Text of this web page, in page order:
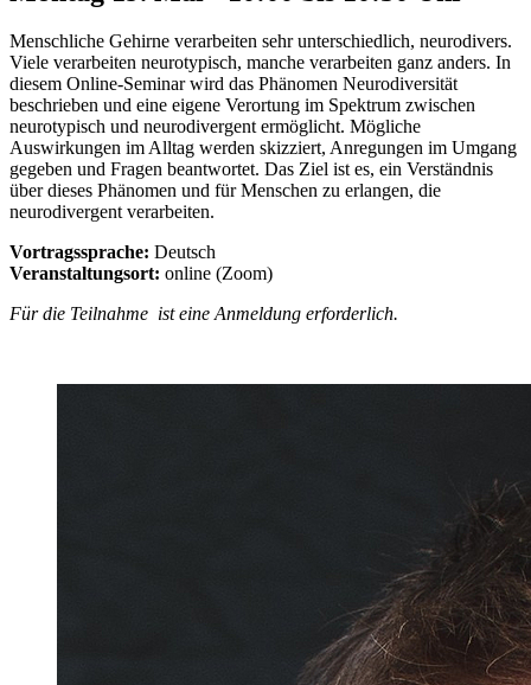
Menschliche Gehirne verarbeiten sehr unterschiedlich, neurodivers.
Viele verarbeiten neurotypisch, manche verarbeiten ganz anders. In
diesem Online-Seminar wird das Phänomen Neurodiversität
beschrieben und eine eigene Verortung im Spektrum zwischen
neurotypisch und neurodivergent ermöglicht. Mögliche
Auswirkungen im Alltag werden skizziert, Anregungen im Umgang
gegeben und Fragen beantwortet. Das Ziel ist es, ein Verständnis
über dieses Phänomen und für Menschen zu erlangen, die
neurodivergent verarbeiten.
Vortragssprache: Deutsch
Veranstaltungsort: online (Zoom)
Für die Teilnahme ist eine Anmeldung erforderlich.